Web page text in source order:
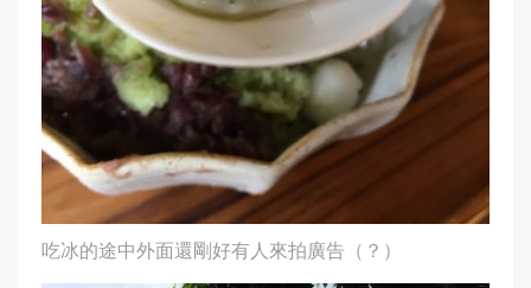
吃冰的途中外面還剛好有人來拍廣告（？）